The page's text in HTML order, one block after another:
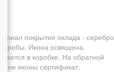
покрытия оклада - серебро
пробы. Икона освящена.
в коробке. На обратной
иконы сертификат.